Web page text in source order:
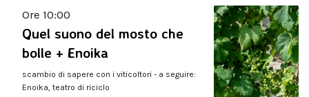
Ore 10:00
Quel suono del mosto che
bolle + Enoika
scambio di sapere con i viticoltori - a seguire:
Enoika, teatro di riciclo